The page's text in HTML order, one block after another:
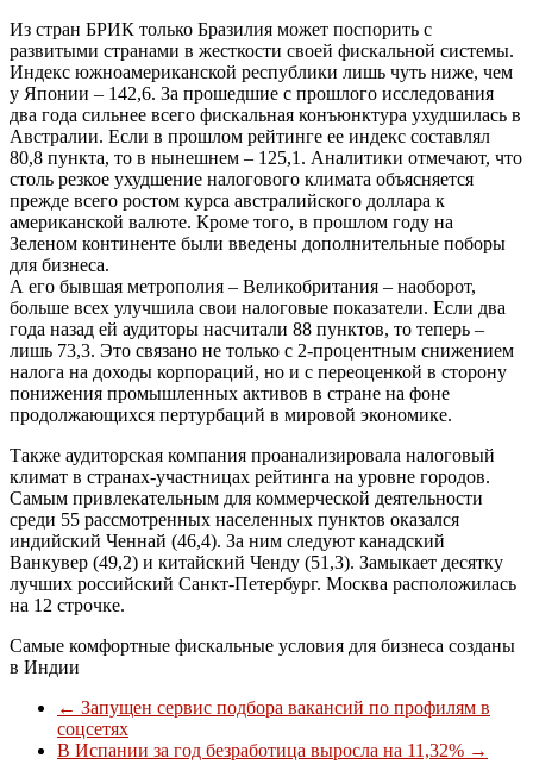
Из стран БРИК только Бразилия может поспорить с
развитыми странами в жесткости своей фискальной системы.
Индекс южноамериканской республики лишь чуть ниже, чем
у Японии – 142,6. За прошедшие с прошлого исследования
два года сильнее всего фискальная конъюнктура ухудшилась в
Австралии. Если в прошлом рейтинге ее индекс составлял
80,8 пункта, то в нынешнем – 125,1. Аналитики отмечают, что
столь резкое ухудшение налогового климата объясняется
прежде всего ростом курса австралийского доллара к
американской валюте. Кроме того, в прошлом году на
Зеленом континенте были введены дополнительные поборы
для бизнеса.
А его бывшая метрополия – Великобритания – наоборот,
больше всех улучшила свои налоговые показатели. Если два
года назад ей аудиторы насчитали 88 пунктов, то теперь –
лишь 73,3. Это связано не только с 2-процентным снижением
налога на доходы корпораций, но и с переоценкой в сторону
понижения промышленных активов в стране на фоне
продолжающихся пертурбаций в мировой экономике.
Также аудиторская компания проанализировала налоговый
климат в странах-участницах рейтинга на уровне городов.
Самым привлекательным для коммерческой деятельности
среди 55 рассмотренных населенных пунктов оказался
индийский Ченнай (46,4). За ним следуют канадский
Ванкувер (49,2) и китайский Ченду (51,3). Замыкает десятку
лучших российский Санкт-Петербург. Москва расположилась
на 12 строчке.
Самые комфортные фискальные условия для бизнеса созданы
в Индии
← Запущен сервис подбора вакансий по профилям в
соцсетях
В Испании за год безработица выросла на 11,32% →